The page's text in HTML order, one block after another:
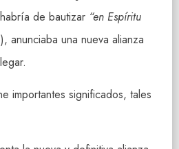
de bautizar “en Espíritu
anunciaba una nueva alianza
importantes significados, tales